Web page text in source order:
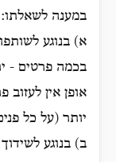
במענה לשאלתו:
א) בנוגע
בכמה פרטים -
אופן אין
יותר (על כל
ב) בנוגע